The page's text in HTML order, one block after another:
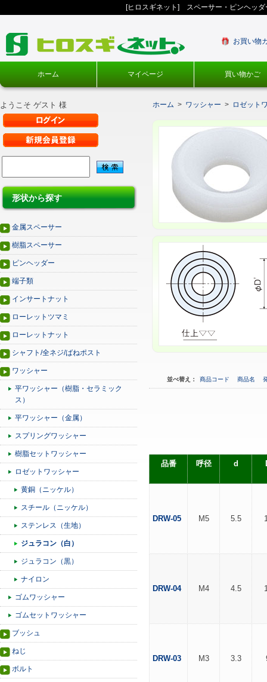
[ヒロスギネット] スペーサー・ピンヘッ
お買い物
ホーム マイページ 買い物かご
ようこそ ゲスト 様
形状から探す
金属スペーサー
樹脂スペーサー
ピンヘッダー
端子類
インサートナット
ローレットツマミ
ローレットナット
シャフト/全ネジ/ばねポスト
ワッシャー
平ワッシャー（樹脂・セラミック
ス）
平ワッシャー（金属）
スプリングワッシャー
樹脂セットワッシャー
ロゼットワッシャー
黄銅（ニッケル）
スチール（ニッケル）
ステンレス（生地）
ジュラコン（白）
ジュラコン（黒）
ナイロン
ゴムワッシャー
ゴムセットワッシャー
ブッシュ
ねじ
ボルト
ホーム > ワッシャー > ロゼット
並べ替え： 商品コード 商品名
品番 呼径 d
DRW-05 M5 5.5
DRW-04 M4 4.5
DRW-03 M3 3.3